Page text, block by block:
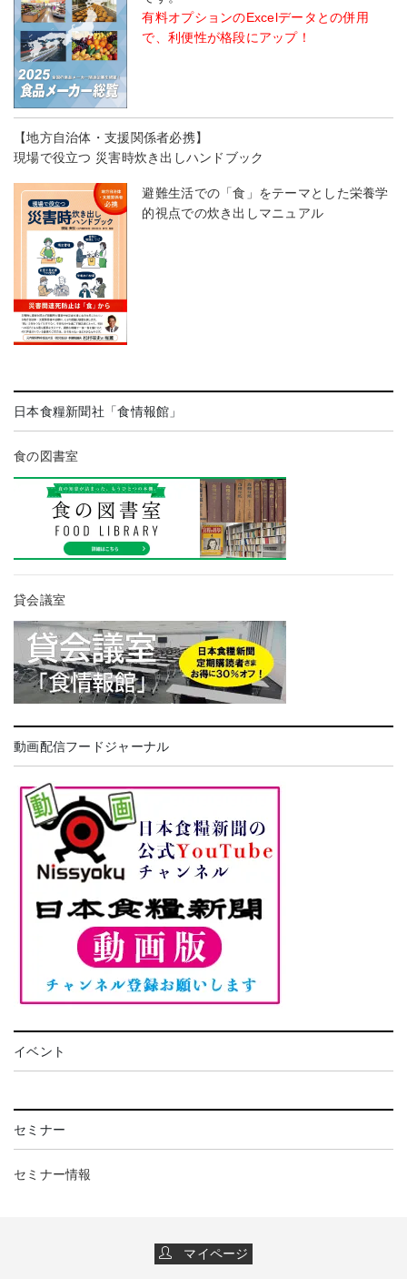
有料オプションのExcelデータとの併用
で、利便性が格段にアップ！
【地方自治体・支援関係者必携】
現場で役立つ 災害時炊き出しハンドブック
避難生活での「食」をテーマとした栄養学
的視点での炊き出しマニュアル
日本食糧新聞社「食情報館」
食の図書室
貸会議室
動画配信フードジャーナル
イベント
セミナー
セミナー情報
マイページ